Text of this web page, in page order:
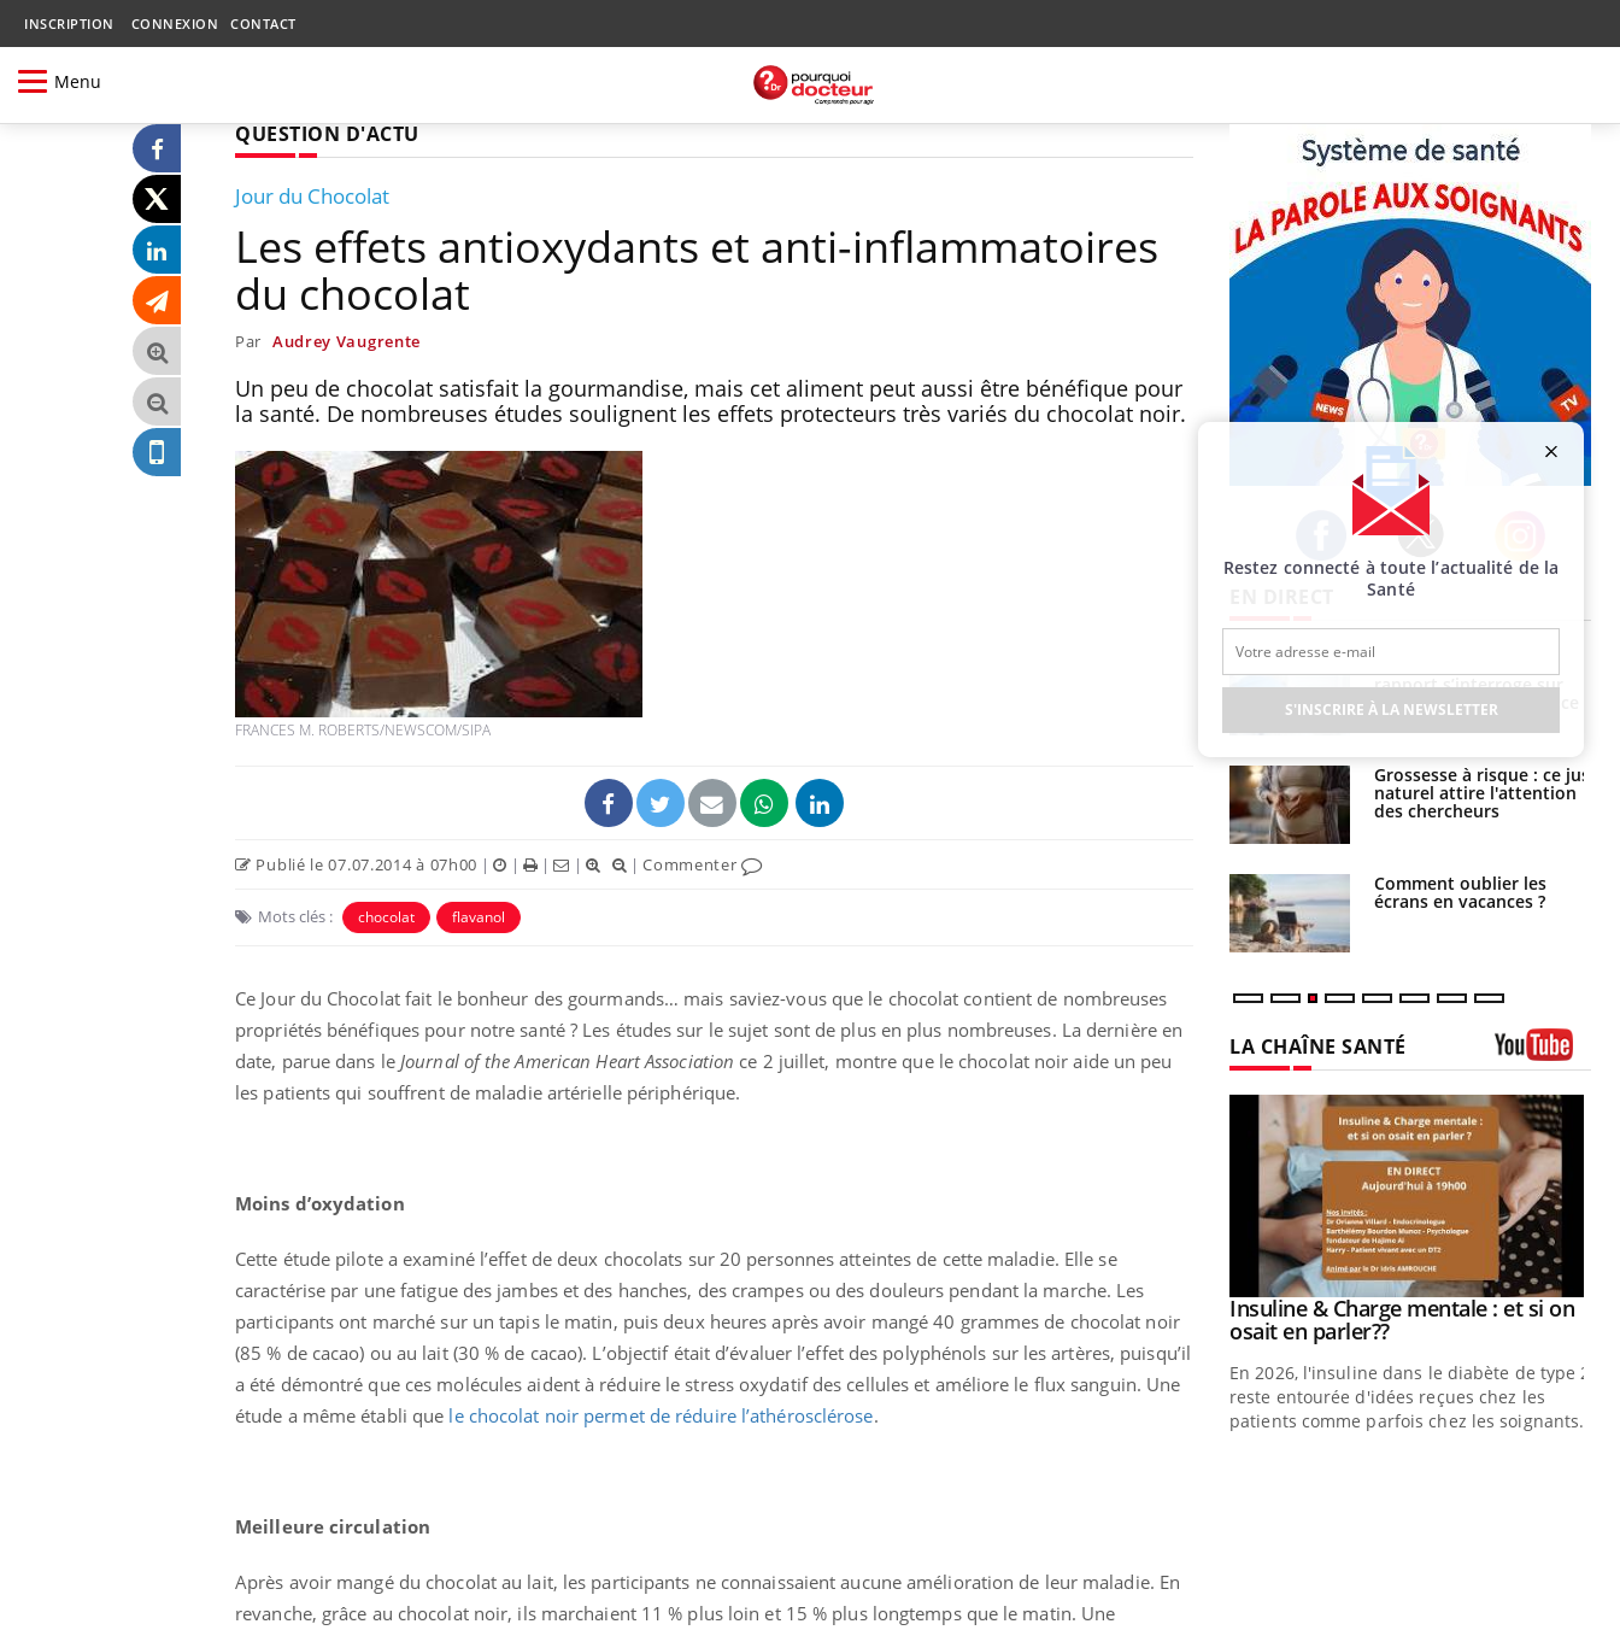
INSCRIPTION CONNEXION CONTACT
Menu
QUESTION D'ACTU
Jour du Chocolat
Les effets antioxydants et anti-inflammatoires
du chocolat
Par Audrey Vaugrente
Un peu de chocolat satisfait la gourmandise, mais cet aliment peut aussi être bénéfique pour
la santé. De nombreuses études soulignent les effets protecteurs très variés du chocolat noir.
FRANCES M. ROBERTS/NEWSCOM/SIPA
Publié le 07.07.2014 à 07h00 | | | | |Commenter
Mots clés : chocolat flavanol
Ce Jour du Chocolat fait le bonheur des gourmands… mais saviez-vous que le chocolat contient de nombreuses
propriétés bénéfiques pour notre santé ? Les études sur le sujet sont de plus en plus nombreuses. La dernière en
date, parue dans le Journal of the American Heart Association ce 2 juillet, montre que le chocolat noir aide un peu
les patients qui souffrent de maladie artérielle périphérique.
Moins d’oxydation
Cette étude pilote a examiné l’effet de deux chocolats sur 20 personnes atteintes de cette maladie. Elle se
caractérise par une fatigue des jambes et des hanches, des crampes ou des douleurs pendant la marche. Les
participants ont marché sur un tapis le matin, puis deux heures après avoir mangé 40 grammes de chocolat noir
(85 % de cacao) ou au lait (30 % de cacao). L’objectif était d’évaluer l’effet des polyphénols sur les artères, puisqu’il
a été démontré que ces molécules aident à réduire le stress oxydatif des cellules et améliore le flux sanguin. Une
étude a même établi que le chocolat noir permet de réduire l’athérosclérose.
Meilleure circulation
Après avoir mangé du chocolat au lait, les participants ne connaissaient aucune amélioration de leur maladie. En
revanche, grâce au chocolat noir, ils marchaient 11 % plus loin et 15 % plus longtemps que le matin. Une
Facebook Twitter Instagram
Mon enfant est-il trop
sensible ou simplement
très empathique ?
Bébés, jeunes enfants :
rapport s’interroge sur
son taux élevé en France
Grossesse à risque : ce jus
naturel attire l'attention
des chercheurs
Comment oublier les
écrans en vacances ?
LA CHAÎNE SANTÉ
Eczéma Chronique des Mains :
expliquer ma maladieYoutube
Il y a des sujets qui sont faciles à aborder...
d'autres non ! D'un côté, poser des
questions sur la maladie d'un proche c'est
Carence en fer : comprendre pour
prévenirYoutube
Fatigue, irritabilité, brouillard mental ou
même alopécie… Les symptômes de la
carence en fer sont multiples ce qui la rend
Youtube
Insuline & Charge mentale : et si on
osait en parler??Youtube
En 2026, l'insuline dans le diabète de type 2
reste entourée d'idées reçues chez les
patients comme parfois chez les soignants.
Restez connecté à toute l’actualité de la
Santé
S'INSCRIRE À LA NEWSLETTER